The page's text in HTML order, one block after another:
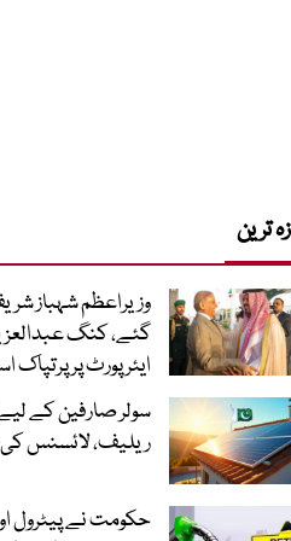
ترین
وزیراعظم شہباز
گئے، کنگ
ایئر پورٹ پر پرتپاک
سولر صارفین کے لیے
ریلیف، لائسنس
حکومت نے پیٹرول